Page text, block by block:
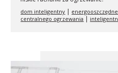
dom inteligentny |
centralnego ogrzewania |